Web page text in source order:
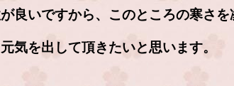
良いですから、このところの寒さを
気を出して頂きたいと思います。